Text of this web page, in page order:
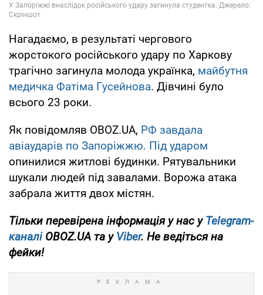
Нагадаємо, в результаті чергового
жорстокого російського удару по Харкову
трагічно загинула молода українка, майбутня
медичка Фатіма Гусейнова. Дівчині було
всього 23 роки.
Як повідомляв OBOZ.UA, РФ завдала
авіаударів по Запоріжжю. Під ударом
опинилися житлові будинки. Рятувальники
шукали людей під завалами. Ворожа атака
забрала життя двох містян.
Тільки перевірена інформація у нас уTelegram-
каналіOBOZ.UA та уViber. Не ведіться на
фейки!